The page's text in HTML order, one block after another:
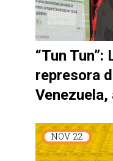
“Tun
represora
NOV 22